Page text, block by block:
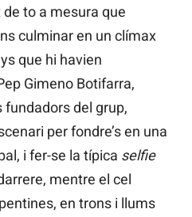
to a mesura que
culminar en un clímax
que hi havien
Gimeno Botifarra,
del grup,
per fondre’s en una
i fer-se la típica selfie
mentre el cel
en trons i llums